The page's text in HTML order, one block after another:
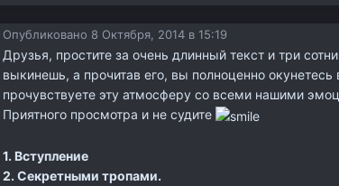
Опубликовано 8 Октября, 2014 в 15:19
Друзья, простите за очень длинный текст и три
выкинешь, а прочитав его, вы полноценно
прочувствуете эту атмосферу со всеми нашими
Приятного просмотра и не судите
1. Вступление
2. Секретными тропами.